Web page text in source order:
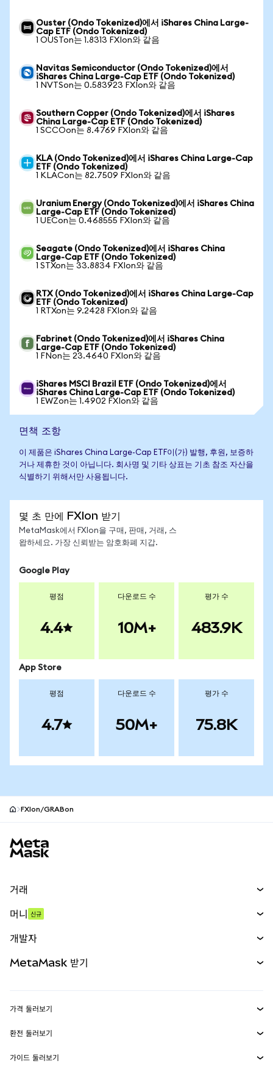
Ouster (Ondo Tokenized)에서 iShares China Large-
Cap ETF (Ondo Tokenized)
1 OUSTon는 1.8313 FXIon와 같음
Navitas Semiconductor (Ondo Tokenized)에서
iShares China Large-Cap ETF (Ondo Tokenized)
1 NVTSon는 0.583923 FXIon와 같음
Southern Copper (Ondo Tokenized)에서 iShares
China Large-Cap ETF (Ondo Tokenized)
1 SCCOon는 8.4769 FXIon와 같음
KLA (Ondo Tokenized)에서 iShares China Large-Cap
ETF (Ondo Tokenized)
1 KLACon는 82.7509 FXIon와 같음
Uranium Energy (Ondo Tokenized)에서 iShares China
Large-Cap ETF (Ondo Tokenized)
1 UECon는 0.468555 FXIon와 같음
Seagate (Ondo Tokenized)에서 iShares China
Large-Cap ETF (Ondo Tokenized)
1 STXon는 33.8834 FXIon와 같음
RTX (Ondo Tokenized)에서 iShares China Large-Cap
ETF (Ondo Tokenized)
1 RTXon는 9.2428 FXIon와 같음
Fabrinet (Ondo Tokenized)에서 iShares China
Large-Cap ETF (Ondo Tokenized)
1 FNon는 23.4640 FXIon와 같음
iShares MSCI Brazil ETF (Ondo Tokenized)에서
iShares China Large-Cap ETF (Ondo Tokenized)
1 EWZon는 1.4902 FXIon와 같음
면책 조항
이 제품은 iShares China Large-Cap ETF이(가) 발행, 후원, 보증하
거나 제휴한 것이 아닙니다. 회사명 및 기타 상표는 기초 참조 자산을
식별하기 위해서만 사용됩니다.
몇 초 만에 FXIon 받기
MetaMask에서 FXIon을 구매, 판매, 거래, 스
왑하세요. 가장 신뢰받는 암호화폐 지갑.
Google Play
평점
4.4
다운로드 수
10M+
평가 수
483.9K
App Store
평점
4.7
다운로드 수
50M+
평가 수
75.8K
FXIon/GRABon
거래
무기한 선물
실물자산
머니 신규
개발자
MetaMask Connect
Snaps
MetaMask 받기
보안
가격 둘러보기
이더리움 가격
솔라나 가격
환전 둘러보기
ETH를 USD로 환전
가이드 둘러보기